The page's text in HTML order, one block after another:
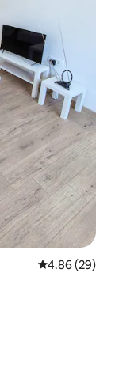
平均评分 4.86
4.86 (29)